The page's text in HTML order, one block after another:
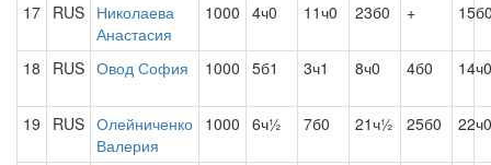
17 RUS Николаева
Анастасия
1000 4ч0 11ч0 23б0 +
18 RUS Овод София 1000 5б1 3ч1 8ч0 4б0 14ч0
19 RUS Олейниченко
Валерия
1000 6ч½ 7б0 21ч½ 25б0 22ч0